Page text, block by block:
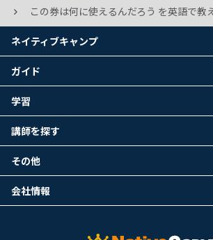
この券は何に使えるんだろう を英語で教
ネイティブキャンプ
ガイド
学習
講師を探す
その他
会社情報